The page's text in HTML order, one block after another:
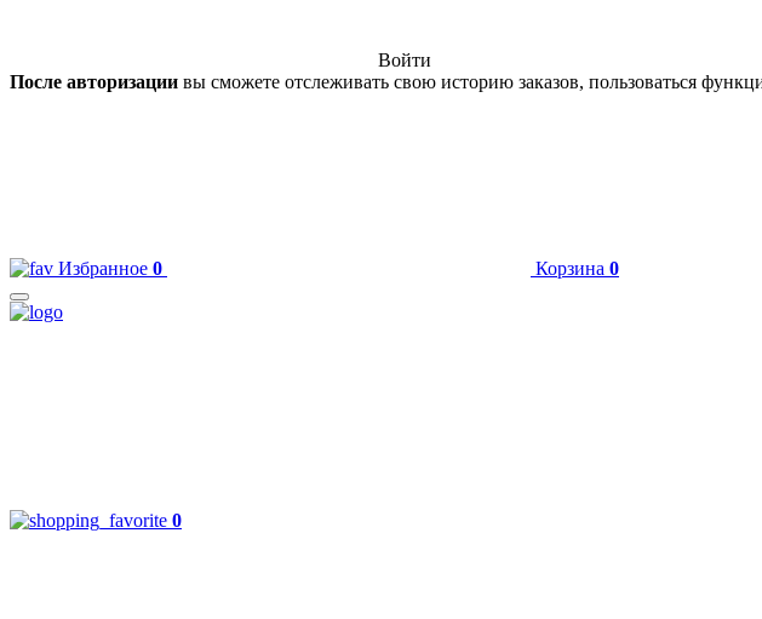
Войти
После авторизации вы сможете отслеживать свою историю заказов, пользоваться
Избранное 0 Корзина 0
0